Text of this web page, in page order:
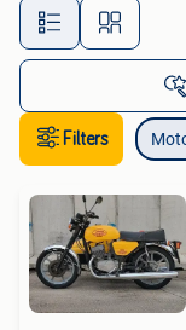
Filters